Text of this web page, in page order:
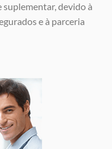
devido à
e à parceria